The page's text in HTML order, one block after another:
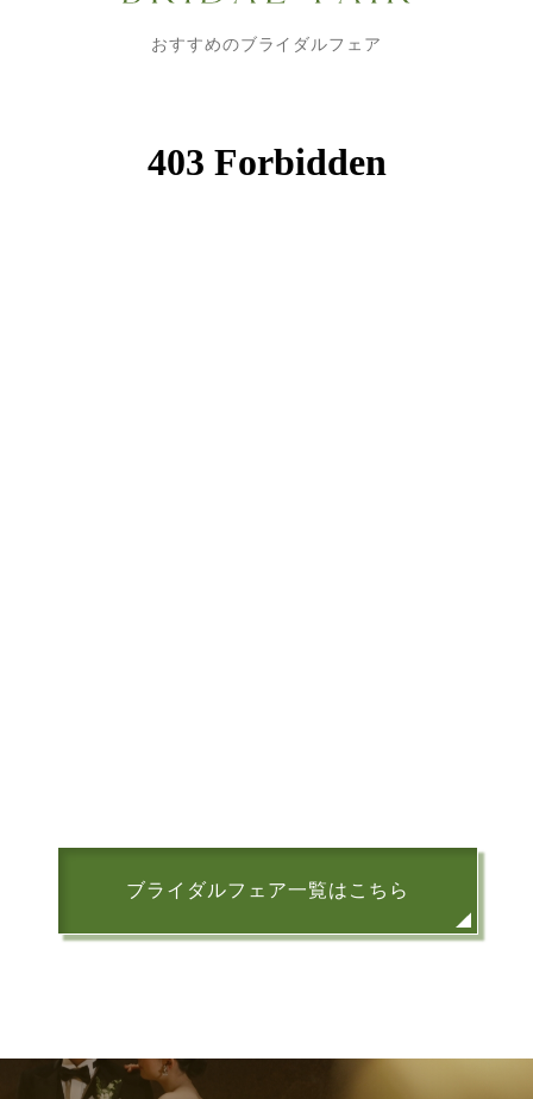
おすすめのブライダルフェア
ブライダルフェア一覧はこちら